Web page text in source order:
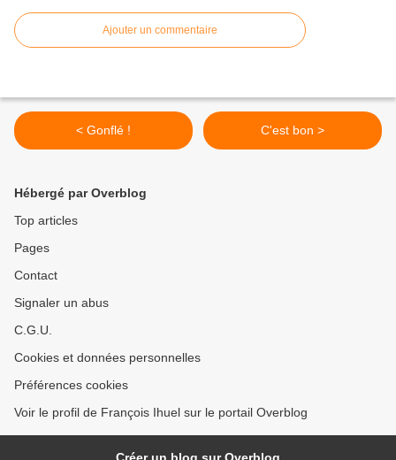
Ajouter un commentaire
< Gonflé ! C'est bon >
Hébergé par Overblog
Top articles
Pages
Contact
Signaler un abus
C.G.U.
Cookies et données personnelles
Préférences cookies
Voir le profil de François Ihuel sur le portail Overblog